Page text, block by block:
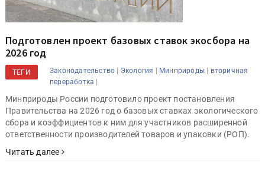
Подготовлен проект базовых ставок экосбора на
2026 год
ТЕГИ Законодательство | Экология | Минприроды | вторичная
переработка |
Минприроды России подготовило проект постановления
Правительства на 2026 год о базовых ставках экологического
сбора и коэффициентов к ним для участников расширенной
ответственности производителей товаров и упаковки (РОП).
Читать далее